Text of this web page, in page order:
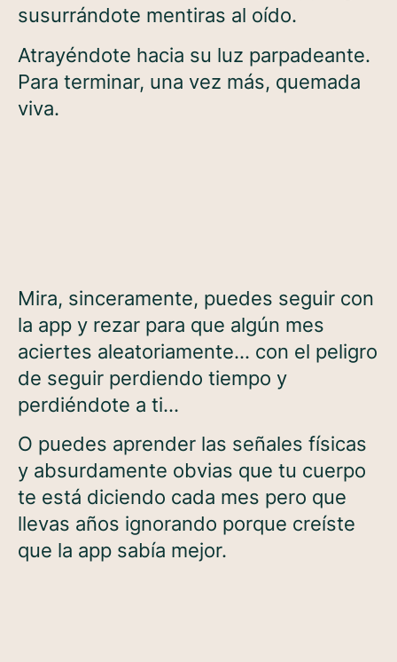
susurrándote mentiras al oído.
Atrayéndote hacia su luz parpadeante.
Para terminar, una vez más, quemada
viva.
Mira, sinceramente, puedes seguir con
la app y rezar para que algún mes
aciertes aleatoriamente… con el peligro
de seguir perdiendo tiempo y
perdiéndote a ti…
O puedes aprender las señales físicas
y absurdamente obvias que tu cuerpo
te está diciendo cada mes pero que
llevas años ignorando porque creíste
que la app sabía mejor.